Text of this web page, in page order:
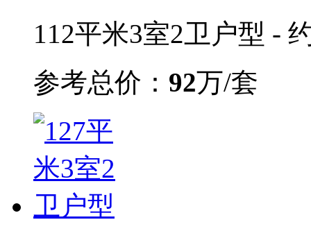
112平米3室2卫户型 -
参考总价： 92万/套